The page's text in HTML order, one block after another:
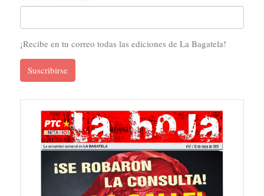
¡Recibe en tu correo todas las ediciones de La Bagatela!
Suscribirse